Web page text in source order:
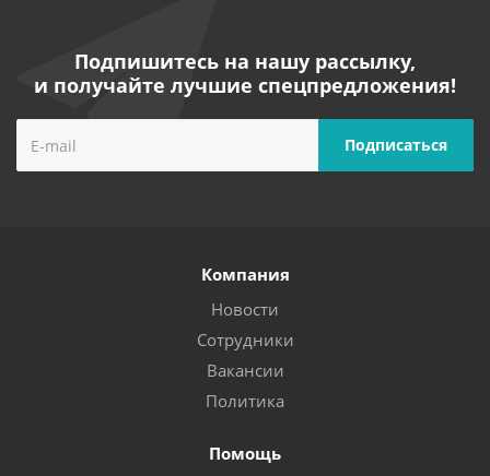
Подпишитесь на нашу рассылку,
и получайте лучшие спецпредложения!
Компания
Новости
Сотрудники
Вакансии
Политика
Помощь